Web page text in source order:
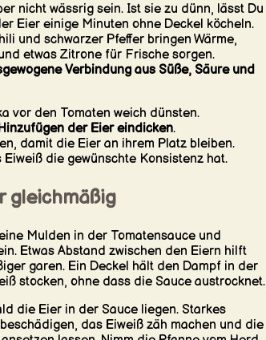
nicht wässrig sein. Ist sie zu dünn, lässt Du
Eier einige Minuten ohne Deckel köcheln.
und schwarzer Pfeffer bringen Wärme,
etwas Zitrone für Frische sorgen.
Verbindung aus Süße, Säure und
vor den Tomaten weich dünsten.
der Eier eindicken.
damit die Eier an ihrem Platz bleiben.
die gewünschte Konsistenz hat.
gleichmäßig
Mulden in der Tomatensauce und
Etwas Abstand zwischen den Eiern hilft
garen. Ein Deckel hält den Dampf in der
stocken, ohne dass die Sauce austrocknet.
die Eier in der Sauce liegen. Starkes
das Eiweiß zäh machen und die